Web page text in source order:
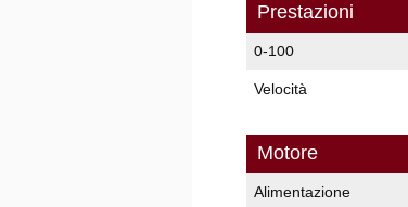
Prestazioni
0-100
Velocità
Motore
Alimentazione